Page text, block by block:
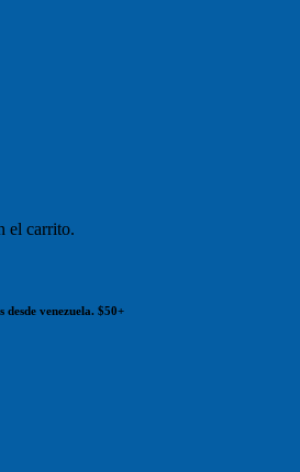
el carrito.
desde venezuela. $50+